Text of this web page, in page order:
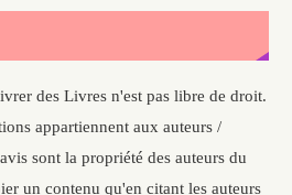
des Livres n'est pas libre de droit.
appartiennent aux auteurs /
sont la propriété des auteurs du
un contenu qu'en citant les auteurs